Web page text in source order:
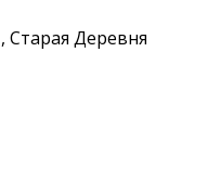
Старая Деревня